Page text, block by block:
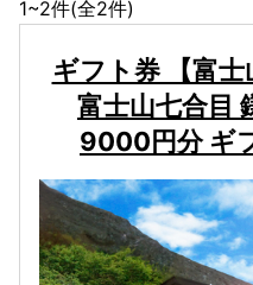
1~2件(全2件)
ギフト券 【富士
富士山七合目
9000円分 ギ